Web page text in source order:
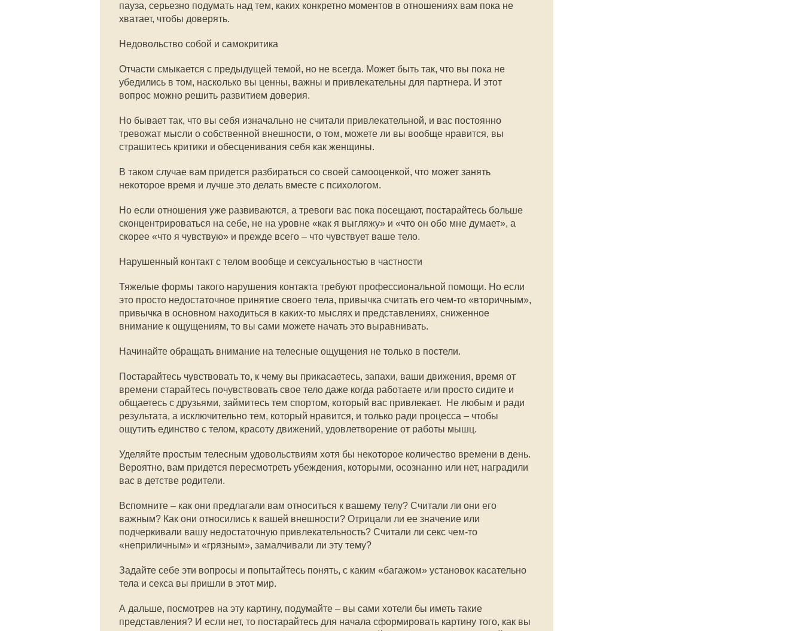
пауза, серьезно подумать над тем, каких конкретно моментов в отношениях вам пока не
хватает, чтобы доверять.
Недовольство собой и самокритика
Отчасти смыкается с предыдущей темой, но не всегда. Может быть так, что вы пока не
убедились в том, насколько вы ценны, важны и привлекательны для партнера. И этот
вопрос можно решить развитием доверия.
Но бывает так, что вы себя изначально не считали привлекательной, и вас постоянно
тревожат мысли о собственной внешности, о том, можете ли вы вообще нравится, вы
страшитесь критики и обесценивания себя как женщины.
В таком случае вам придется разбираться со своей самооценкой, что может занять
некоторое время и лучше это делать вместе с психологом.
Но если отношения уже развиваются, а тревоги вас пока посещают, постарайтесь больше
сконцентрироваться на себе, не на уровне «как я выгляжу» и «что он обо мне думает», а
скорее «что я чувствую» и прежде всего – что чувствует ваше тело.
Нарушенный контакт с телом вообще и сексуальностью в частности
Тяжелые формы такого нарушения контакта требуют профессиональной помощи. Но если
это просто недостаточное принятие своего тела, привычка считать его чем-то «вторичным»,
привычка в основном находиться в каких-то мыслях и представлениях, сниженное
внимание к ощущениям, то вы сами можете начать это выравнивать.
Начинайте обращать внимание на телесные ощущения не только в постели.
Постарайтесь чувствовать то, к чему вы прикасаетесь, запахи, ваши движения, время от
времени старайтесь почувствовать свое тело даже когда работаете или просто сидите и
общаетесь с друзьями, займитесь тем спортом, который вас привлекает. Не любым и ради
результата, а исключительно тем, который нравится, и только ради процесса – чтобы
ощутить единство с телом, красоту движений, удовлетворение от работы мышц.
Уделяйте простым телесным удовольствиям хотя бы некоторое количество времени в день.
Вероятно, вам придется пересмотреть убеждения, которыми, осознанно или нет, наградили
вас в детстве родители.
Вспомните – как они предлагали вам относиться к вашему телу? Считали ли они его
важным? Как они относились к вашей внешности? Отрицали ли ее значение или
подчеркивали вашу недостаточную привлекательность? Считали ли секс чем-то
«неприличным» и «грязным», замалчивали ли эту тему?
Задайте себе эти вопросы и попытайтесь понять, с каким «багажом» установок касательно
тела и секса вы пришли в этот мир.
А дальше, посмотрев на эту картину, подумайте – вы сами хотели бы иметь такие
представления? И если нет, то постарайтесь для начала сформировать картину того, как вы